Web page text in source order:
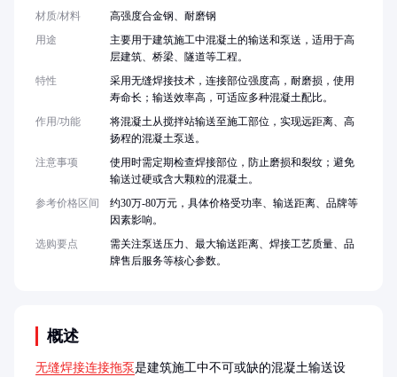
概述
无缝焊接连接拖泵是建筑施工中不可或缺的混凝土输送设
材质/材料
高强度合金钢、耐磨钢
用途
主要用于建筑施工中混凝土的输送和泵送，适用于高
层建筑、桥梁、隧道等工程。
特性
采用无缝焊接技术，连接部位强度高，耐磨损，使用
寿命长；输送效率高，可适应多种混凝土配比。
作用/功能
将混凝土从搅拌站输送至施工部位，实现远距离、高
扬程的混凝土泵送。
注意事项
使用时需定期检查焊接部位，防止磨损和裂纹；避免
输送过硬或含大颗粒的混凝土。
参考价格区间
约30万-80万元，具体价格受功率、输送距离、品牌等
因素影响。
选购要点
需关注泵送压力、最大输送距离、焊接工艺质量、品
牌售后服务等核心参数。